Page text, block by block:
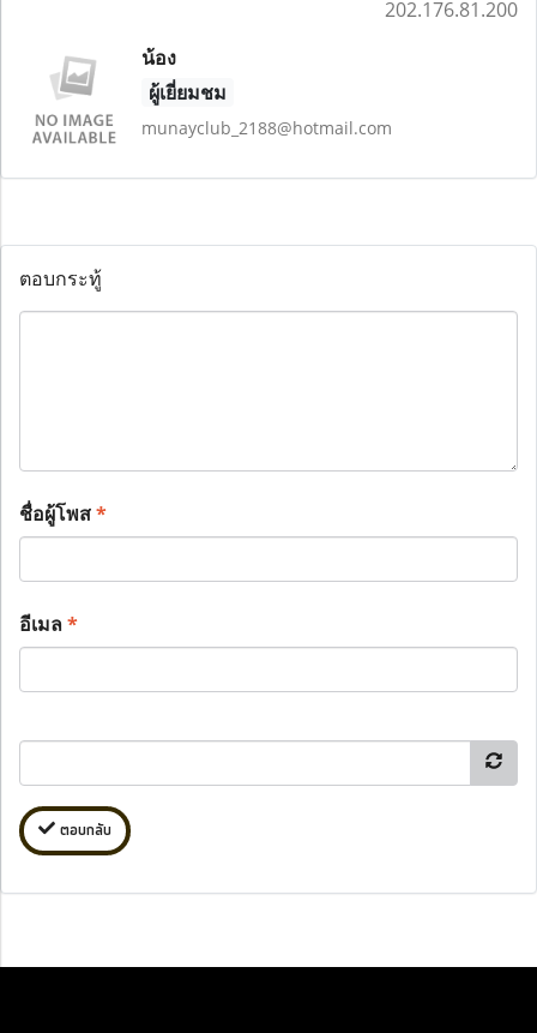
202.176.81.200
น้อง
ผู้เยี่ยมชม
munayclub_2188@hotmail.com
ตอบกระทู้
ชื่อผู้โพส*
อีเมล*
ตอบกลับ